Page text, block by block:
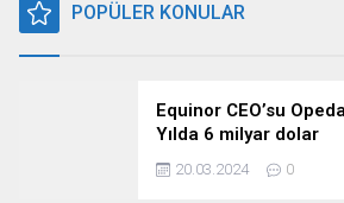
POPÜLER KONULAR
Equinor CEO’su
Yılda 6 milyar dolar
harcıyoruz
20.03.2024 0